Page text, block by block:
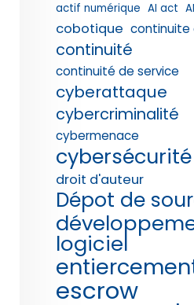
actif numérique AI act
cobotique continuite
continuité
continuité de service
cyberattaque
cybercriminalité
cybermenace
cybersécurité
droit d'auteur
Dépot de
logiciel
escrow